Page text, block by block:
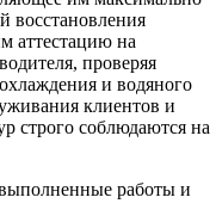
восстановления
аттестацию на
проверяя
и водяного
клиентов и
строго соблюдаются на
работы и